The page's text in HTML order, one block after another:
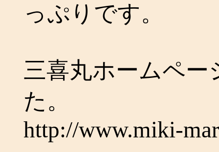
っぷりです。
三喜丸ホームペ
た。
http://www.miki-